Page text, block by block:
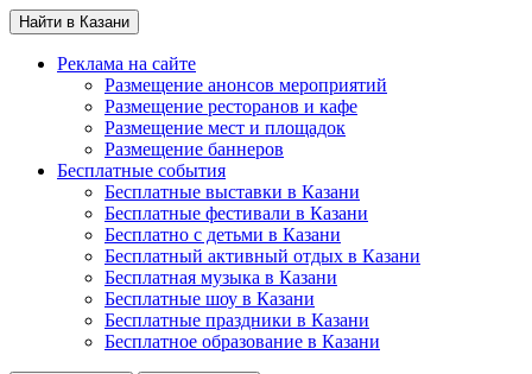
Найти в Казани
Реклама на сайте
Размещение анонсов мероприятий
Размещение ресторанов и кафе
Размещение мест и площадок
Размещение баннеров
Бесплатные события
Бесплатные выставки в Казани
Бесплатные фестивали в Казани
Бесплатно с детьми в Казани
Бесплатный активный отдых в Казани
Бесплатная музыка в Казани
Бесплатные шоу в Казани
Бесплатные праздники в Казани
Бесплатное образование в Казани